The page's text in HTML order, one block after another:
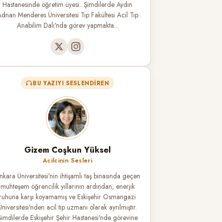
Hastanesinde öğretim üyesi...Şimdilerde Aydın
Menderes Üniversitesi Tıp Fakültesi Acil Tıp
Anabilim Dalı'nda görev yapmakta...
BU YAZIYI SESLENDIREN
Gizem Coşkun Yüksel
Acilcinin Sesleri
Üniversitesi'nin ihtişamlı taş binasında geçen
muhteşem öğrencilik yıllarının ardından, enerjik
karşı koyamamış ve Eskişehir Osmangazi
acil tıp uzmanı olarak ayrılmıştır.
Eskişehir Şehir Hastanesi'nde görevine